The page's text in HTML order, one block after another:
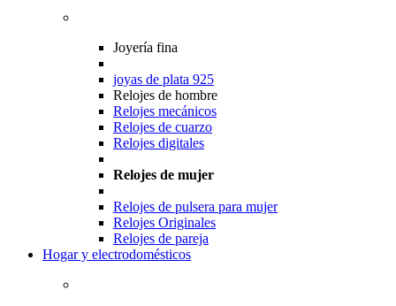
Joyería fina
joyas de plata 925
Relojes de hombre
Relojes mecánicos
Relojes de cuarzo
Relojes digitales
Relojes de mujer
Relojes de pulsera para mujer
Relojes Originales
Relojes de pareja
Hogar y electrodomésticos